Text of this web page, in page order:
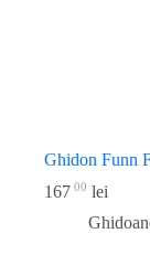
Ghidon Funn
167 00 lei